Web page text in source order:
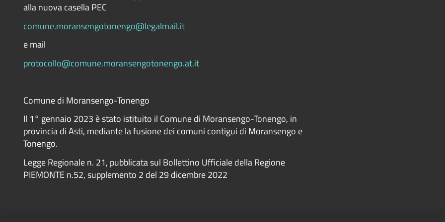
alla nuova casella PEC
comune.moransengotonengo@legalmail.it
e mail
protocollo@comune.moransengotonengo.at.it
Comune di Moransengo-Tonengo
Il 1° gennaio 2023 è stato istituito il Comune di Moransengo-Tonengo, in
provincia di Asti, mediante la fusione dei comuni contigui di Moransengo e
Tonengo.
Legge Regionale n. 21, pubblicata sul Bollettino Ufficiale della Regione
PIEMONTE n.52, supplemento 2 del 29 dicembre 2022